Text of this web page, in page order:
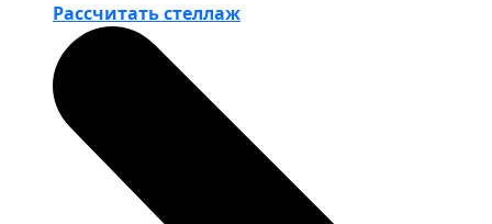
Рассчитать стеллаж